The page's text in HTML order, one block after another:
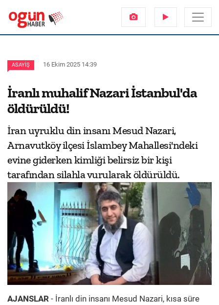
ASAYIŞ 16 Ekim 2025 14:39
İranlı muhalif Nazari İstanbul'da
öldürüldü!
İran uyruklu din insanı Mesud Nazari,
Arnavutköy ilçesi İslambey Mahallesi'ndeki
evine giderken kimliği belirsiz bir kişi
tarafından silahla vurularak öldürüldü.
AJANSLAR - İranlı din insanı Mesud Nazari, kısa süre